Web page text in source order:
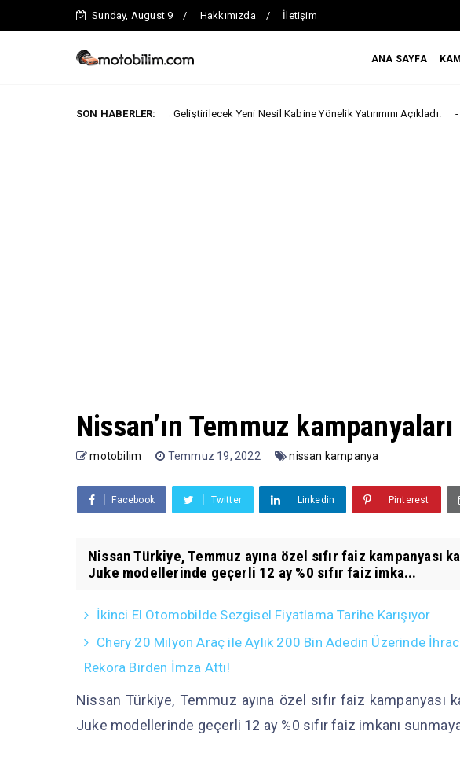
Sunday, August 9 Hakkımızda İletişim
ANA SAYFA
SON HABERLER:
Ford Trucks İle Iveco Geliştirilecek Yeni Nesil Kabine Yönelik Yatırımını Açıkladı. zes Zes
Nissan’ın Temmuz
motobilim Temmuz 19, 2022 nissan kampanya
Facebook Twitter Linkedin Pinterest
Nissan Türkiye, Temmuz ayına özel sıfır faiz kampanyası
Juke modellerinde geçerli 12 ay %0 sıfır faiz imka...
İkinci El Otomobilde Sezgisel Fiyatlama Tarihe Karışıyor
Chery 20 Milyon Araç ile Aylık 200 Bin Adedin Üzerinde
Rekora Birden İmza Attı!
Nissan Türkiye, Temmuz ayına özel sıfır faiz kampanyası
Juke modellerinde geçerli 12 ay %0 sıfır faiz imkanı